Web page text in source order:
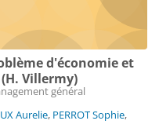
d'économie et
(H. Villermy)
général
Aurelie, PERROT Sophie,